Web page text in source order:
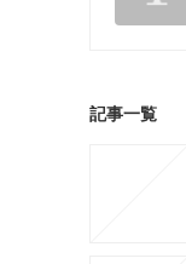
記事一覧